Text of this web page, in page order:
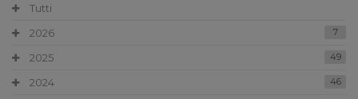
Tutti
2026
7
2025 49
2024 46